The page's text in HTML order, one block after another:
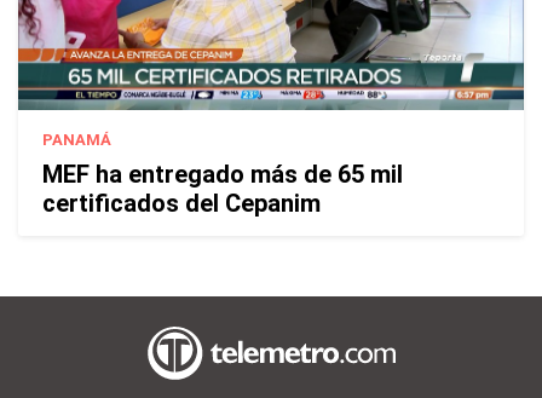
PANAMÁ
MEF ha entregado más de 65 mil
certificados del Cepanim